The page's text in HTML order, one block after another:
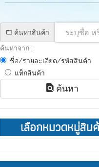
ค้นหาสินค้า
ค้นหาจาก :
ชื่อ/รายละเอียด/รหัสสินค้า
แท็กสินค้า
ค้นหา
เลือกหมวดหมู่สิน